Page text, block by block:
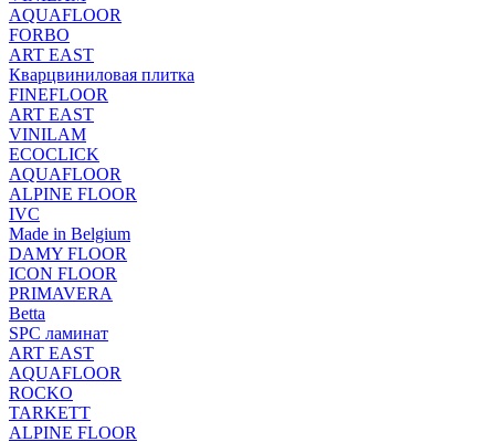
AQUAFLOOR
FORBO
ART EAST
Кварцвиниловая плитка
FINEFLOOR
ART EAST
VINILAM
ECOCLICK
AQUAFLOOR
ALPINE FLOOR
IVC
Made in Belgium
DAMY FLOOR
ICON FLOOR
PRIMAVERA
Betta
SPC ламинат
ART EAST
AQUAFLOOR
ROCKO
TARKETT
ALPINE FLOOR